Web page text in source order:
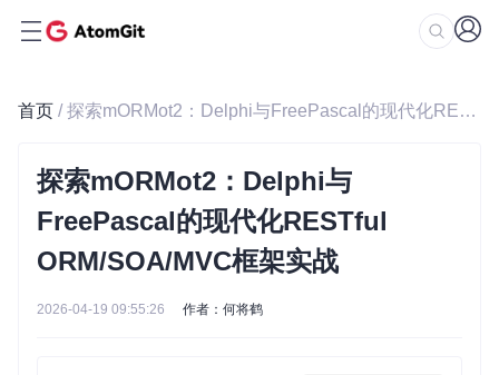
首页 / 探索mORMot2：Delphi与FreePascal的现代化RESTful ORM/SOA/MVC框架实战
探索mORMot2：Delphi与
FreePascal的现代化RESTful
ORM/SOA/MVC框架实战
2026-04-19 09:55:26 作者：何将鹤